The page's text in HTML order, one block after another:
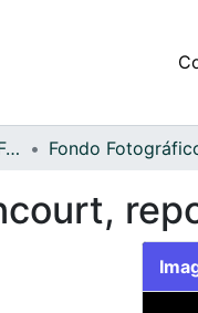
Archivo del Patrimonio Fotográfico y Fílmico del Valle del Cauca